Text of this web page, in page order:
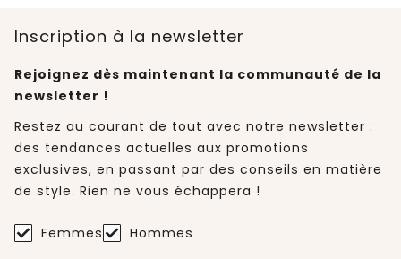
Inscription à la newsletter
Rejoignez dès maintenant la communauté de la
newsletter !
Restez au courant de tout avec notre newsletter :
des tendances actuelles aux promotions
exclusives, en passant par des conseils en matière
de style. Rien ne vous échappera !
Femmes Hommes